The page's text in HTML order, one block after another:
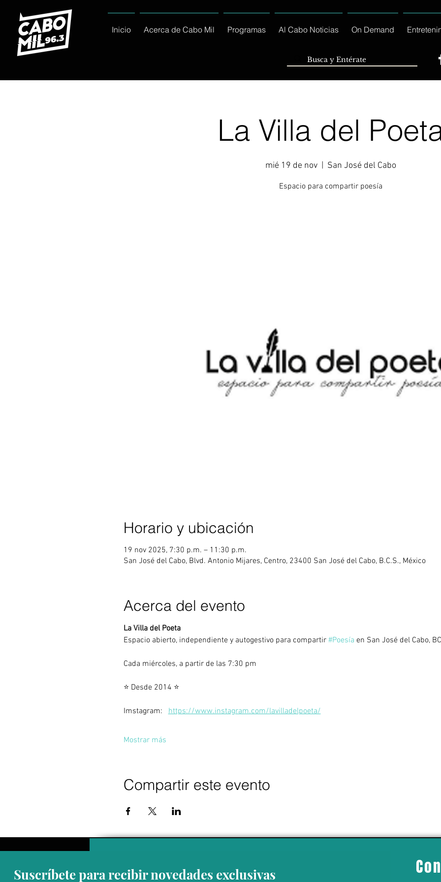
Inicio Acerca de Cabo Mil Programas Al Cabo Noticias On Demand
La Villa del
mié 19 de nov San José del Cabo
Espacio para compartir poesía
Horario y ubicación
19 nov 2025, 7:30 p.m. – 11:30 p.m.
San José del Cabo, Blvd. Antonio Mijares, Centro, 23400 San José del Cabo, B.C.S., México
Acerca del evento
La Villa del Poeta
Espacio abierto, independiente y autogestivo para compartir #Poesía en San José del Cabo,
Cada miércoles, a partir de las 7:30 pm
⭐ Desde 2014 ⭐
Imstagram: https://www.instagram.com/lavilladelpoeta/
Mostrar más
Compartir este evento
Suscríbete para recibir novedades exclusivas